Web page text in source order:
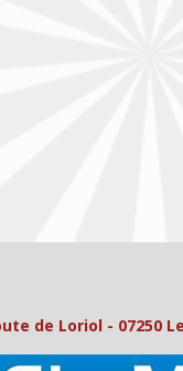
de Loriol - 07250